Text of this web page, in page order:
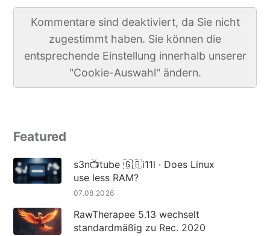
Kommentare sind deaktiviert, da Sie nicht
zugestimmt haben. Sie können die
entsprechende Einstellung innerhalb unserer
"Cookie-Auswahl" ändern.
Featured
s3n📺tube 🇬🇧i11l · Does Linux
use less RAM?
07.08.2026
RawTherapee 5.13 wechselt
standardmäßig zu Rec. 2020